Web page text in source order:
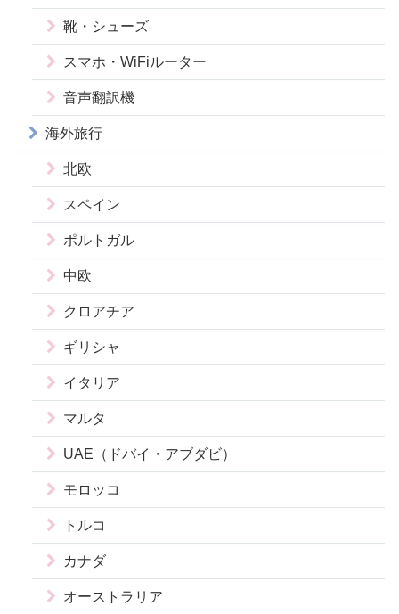
靴・シューズ
スマホ・WiFiルーター
音声翻訳機
海外旅行
北欧
スペイン
ポルトガル
中欧
クロアチア
ギリシャ
イタリア
マルタ
UAE（ドバイ・アブダビ）
モロッコ
トルコ
カナダ
オーストラリア